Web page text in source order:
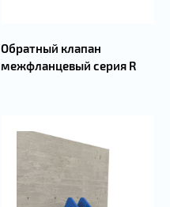
Обратный клапан
межфланцевый серия R